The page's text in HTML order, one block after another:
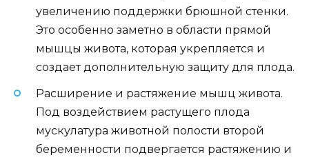
увеличению поддержки брюшной стенки.
Это особенно заметно в области прямой
мышцы живота, которая укрепляется и
создает дополнительную защиту для плода.
Расширение и растяжение мышц живота.
Под воздействием растущего плода
мускулатура животной полости второй
беременности подвергается растяжению и